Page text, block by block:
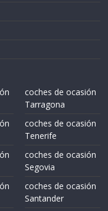
coches de ocasión
Tarragona
coches de ocasión
Tenerife
coches de ocasión
Segovia
coches de ocasión
Santander